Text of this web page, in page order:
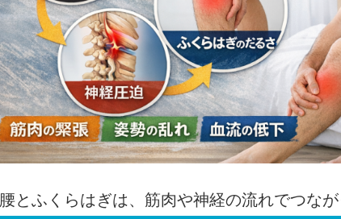
腰とふくらはぎは、筋肉や神経の流れでつな